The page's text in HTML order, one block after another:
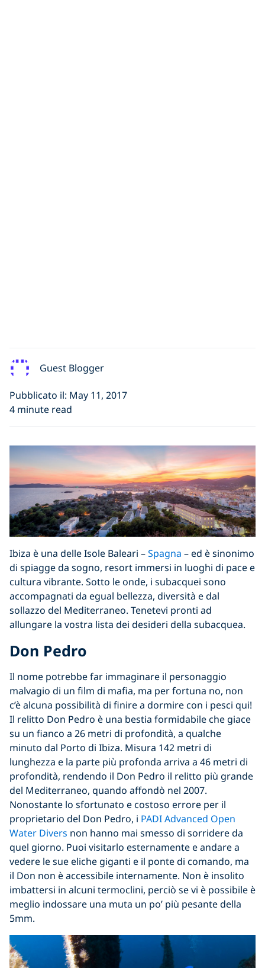
Guest Blogger
Pubblicato il: May 11, 2017
4 minute read
Ibiza è una delle Isole Baleari –Spagna – ed è sinonimo
di spiagge da sogno, resort immersi in luoghi di pace e
cultura vibrante. Sotto le onde, i subacquei sono
accompagnati da egual bellezza, diversità e dal
sollazzo del Mediterraneo. Tenetevi pronti ad
allungare la vostra lista dei desideri della subacquea.
Don Pedro
Il nome potrebbe far immaginare il personaggio
malvagio di un film di mafia, ma per fortuna no, non
c’è alcuna possibilità di finire a dormire con i pesci qui!
Il relitto Don Pedro è una bestia formidabile che giace
su un fianco a 26 metri di profondità, a qualche
minuto dal Porto di Ibiza. Misura 142 metri di
lunghezza e la parte più profonda arriva a 46 metri di
profondità, rendendo il Don Pedro il relitto più grande
del Mediterraneo, quando affondò nel 2007.
Nonostante lo sfortunato e costoso errore per il
proprietario del Don Pedro, i PADI Advanced Open
Water Divers non hanno mai smesso di sorridere da
quel giorno. Puoi visitarlo esternamente e andare a
vedere le sue eliche giganti e il ponte di comando, ma
il Don non è accessibile internamente. Non è insolito
imbattersi in alcuni termoclini, perciò se vi è possibile è
meglio indossare una muta un po’ più pesante della
5mm.